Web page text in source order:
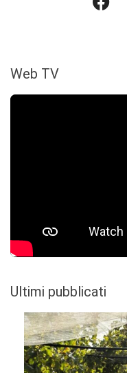
Web TV
Ultimi pubblicati